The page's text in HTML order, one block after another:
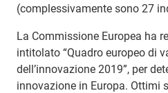
(complessivamente sono 27
La Commissione Europea ha
intitolato “Quadro europeo di
dell’innovazione 2019”, per
innovazione in Europa. Ottimi